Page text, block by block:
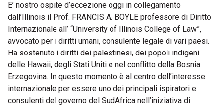
E’ nostro ospite d’eccezione oggi in collegamento
dall’Illinois il Prof. FRANCIS A. BOYLE professore di Diritto
Internazionale all’ “University of Illinois College of Law”,
avvocato per i diritti umani, consulente legale di vari paesi.
Ha sostenuto i diritti dei palestinesi, dei popoli indigeni
delle Hawaii, degli Stati Uniti e nel conflitto della Bosnia
Erzegovina. In questo momento è al centro dell’interesse
internazionale per essere uno dei principali ispiratori e
consulenti del governo del SudAfrica nell’iniziativa di